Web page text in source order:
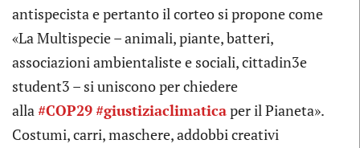
antispecista e pertanto il corteo si propone come
«La Multispecie – animali, piante, batteri,
associazioni ambientaliste e sociali, cittadin3e
student3 – si uniscono per chiedere
alla#COP29#giustiziaclimaticaper il Pianeta».
Costumi, carri, maschere, addobbi creativi